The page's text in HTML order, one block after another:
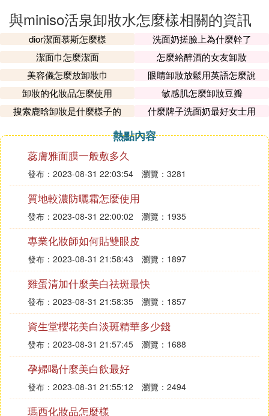
薦幾款
1、潔凈無油卸妝水(粉水)
名創優品的東西就是便宜大腕，該款卸妝水價格僅為
29.9元，很平價了非常適合學生黨，雖然它便宜但功
效卻很強大，一點也不比其他大牌差，夏天就要到
了，這款是油性皮膚使用的，用完臉部也很清爽，並
且眼唇這些地方都可以用。
⑷ 平價好用的卸妝水有哪些 推薦好用的卸
妝水
卸妝水是很多人喜歡的一種卸妝產品，卸妝水的質地
清爽不油膩，卸妝效果也很強，是很多油性肌膚最愛
用的卸妝產品，經常化妝的朋友卸妝產品就是一個消
耗品，平價好用的卸妝產品最受歡迎。
平價好用的卸妝水有哪些
第一款：歐萊雅三合一卸妝水
我給大家分享的第一款好用的卸妝水就是歐萊雅三合
一卸妝水，這一款卸妝水的主打功能是清潔、卸妝、
舒潤三和一的功能，卸完妝後是不用洗的，首先功能
是非常強大的。這一款卸妝水對我們臉部的刺激性是
比較小的，所以敏感肌的女生也是可以使用的，用在
臉上非常的舒服，不小心進到眼睛裡，也不會讓感覺
到刺痛，所以敏感肌也是完全可以放心的使用的。歐
萊雅的這一款卸妝水質地是屬於輕薄的那一種，所以
與miniso活泉卸妝水怎麼樣相關的資訊
dior潔面慕斯怎麼樣
洗面奶搓臉上為什麼幹了
潔面巾怎麼潔面
怎麼給醉酒的女友卸妝
美容儀怎麼放卸妝巾
眼睛卸妝放鬆用英語怎麼說
卸妝的化妝品怎麼使用
敏感肌怎麼卸妝豆瓣
搜索鹿晗卸妝是什麼樣子的
什麼牌子洗面奶最好女士用
熱點內容
蕊膚雅面膜一般敷多久
發布：2023-08-31 22:03:54 瀏覽：3281
質地較濃防曬霜怎麼使用
發布：2023-08-31 22:00:02 瀏覽：1935
專業化妝師如何貼雙眼皮
發布：2023-08-31 21:58:43 瀏覽：1897
雞蛋清加什麼美白祛斑最快
發布：2023-08-31 21:58:35 瀏覽：1857
資生堂櫻花美白淡斑精華多少錢
發布：2023-08-31 21:57:45 瀏覽：1688
孕婦喝什麼美白飲最好
發布：2023-08-31 21:55:12 瀏覽：2494
瑪西化妝品怎麼樣